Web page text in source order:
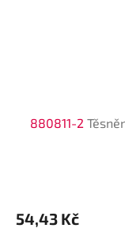
880811-2
54,43 Kč